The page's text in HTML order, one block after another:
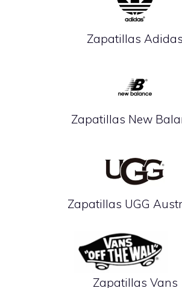
Zapatillas Adidas
Zapatillas New
Zapatillas UGG
Zapatillas Vans